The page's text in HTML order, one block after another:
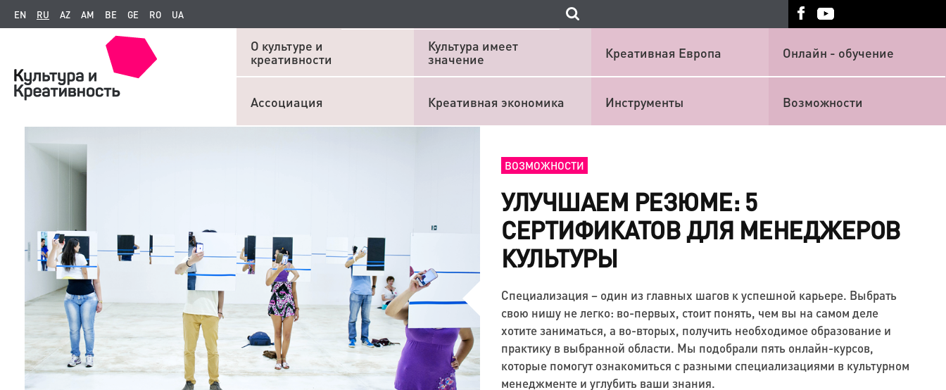
EN RU AZ AM BE GE RO UA
О культуре и
креативности
Культура имеет
значение
Креативная Европа Онлайн - обучение
Ассоциация Креативная экономика Инструменты Возможности
ВОЗМОЖНОСТИ
УЛУЧШАЕМ РЕЗЮМЕ: 5
СЕРТИФИКАТОВ ДЛЯ МЕНЕДЖЕРОВ
КУЛЬТУРЫ
Специализация – один из главных шагов к успешной карьере. Выбрать
свою нишу не легко: во-первых, стоит понять, чем вы на самом деле
хотите заниматься, а во-вторых, получить необходимое образование и
практику в выбранной области. Мы подобрали пять онлайн-курсов,
которые помогут ознакомиться с разными специализациями в культурном
менеджменте и углубить ваши знания.